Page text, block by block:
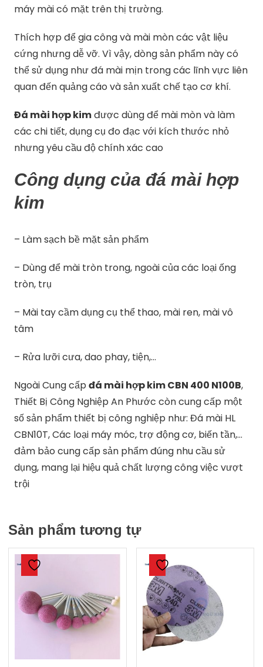
máy mài có mặt trên thị trường.
Thích hợp để gia công và mài mòn các vật liệu
cứng nhưng dễ vỡ. Vì vậy, dòng sản phẩm này có
thể sử dụng như đá mài mịn trong các lĩnh vực liên
quan đến quảng cáo và sản xuất chế tạo cơ khí.
Đá mài hợp kimđược dùng để mài mòn và làm
các chi tiết, dụng cụ đo đạc với kích thước nhỏ
nhưng yêu cầu độ chính xác cao
Công dụng của đá mài hợp
kim
– Làm sạch bề mặt sản phẩm
– Dùng để mài tròn trong, ngoài của các loại ống
tròn, trụ
– Mài tay cầm dụng cụ thể thao, mài ren, mài vô
tâm
– Rửa lưỡi cưa, dao phay, tiện,…
Ngoài Cung cấpđá mài hợp kim CBN 400 N100B,
Thiết Bị Công Nghiệp An Phước còn cung cấp một
số sản phẩm thiết bị công nghiệp như: Đá mài HL
CBN10T, Các loại máy móc, trợ động cơ, biến tần,…
đảm bảo cung cấp sản phẩm đúng nhu cầu sử
dụng, mang lại hiệu quả chất lượng công việc vượt
trội
Sản phẩm tương tự